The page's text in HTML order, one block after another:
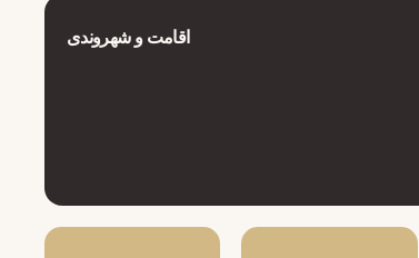
اقامت و شهروندی